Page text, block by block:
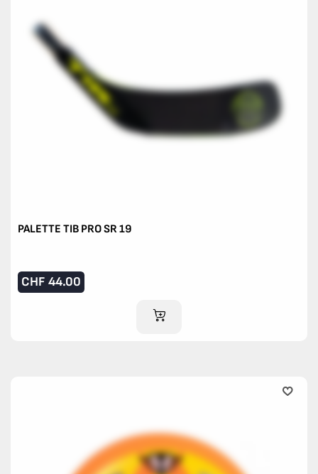
PALETTE TIB PRO SR 19
CHF 44.00
AJOUTER AU PANIER